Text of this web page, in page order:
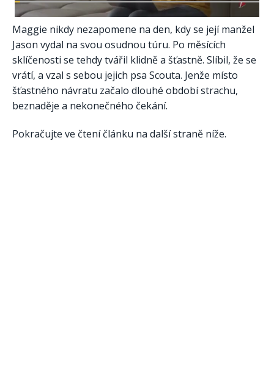
Maggie nikdy nezapomene na den, kdy se její manžel
Jason vydal na svou osudnou túru. Po měsících
sklíčenosti se tehdy tvářil klidně a šťastně. Slíbil, že se
vrátí, a vzal s sebou jejich psa Scouta. Jenže místo
šťastného návratu začalo dlouhé období strachu,
beznaděje a nekonečného čekání.
Pokračujte ve čtení článku na další straně níže.